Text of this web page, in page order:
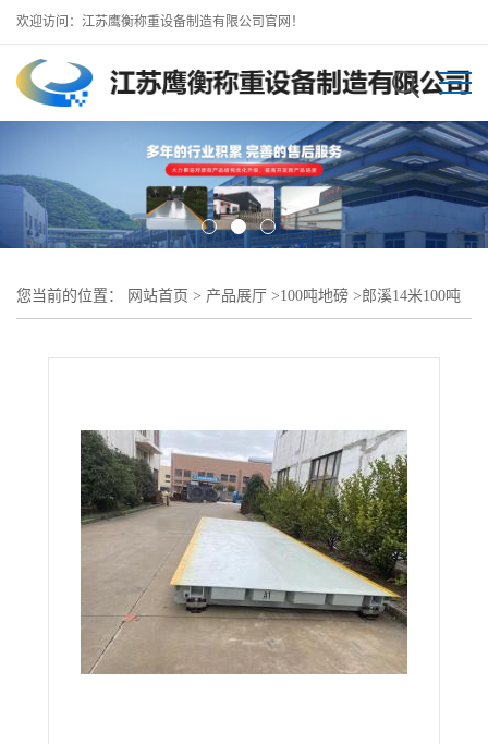
欢迎访问：江苏鹰衡称重设备制造有限公司官网！
您当前的位置： 网站首页 > 产品展厅 >100吨地磅 >郎溪14米100吨